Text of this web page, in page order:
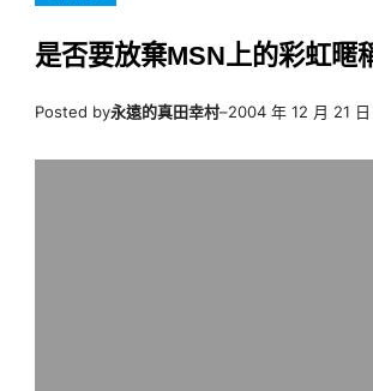
是否要放棄MSN上的彩虹暱
Posted by永遠的真田幸村–2004 年 12 月 21 日